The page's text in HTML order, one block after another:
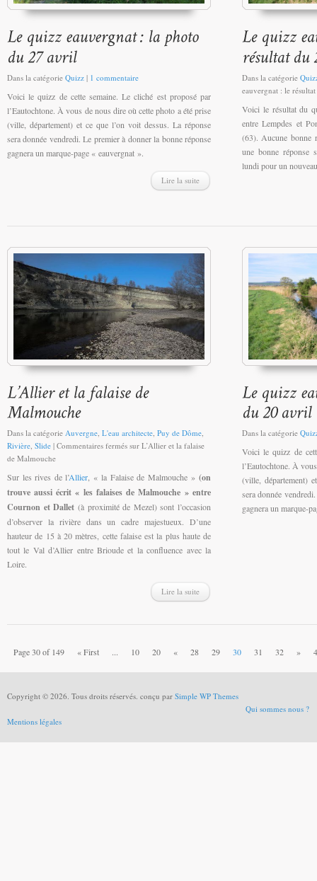
Dans la catégorie Quizz | 1 commentaire
Voici le quizz de cette semaine. Le cliché est proposé par
l’Eautochtone. À vous de nous dire où cette photo a été prise
(ville, département) et ce que l’on voit dessus. La réponse
sera donnée vendredi. Le premier à donner la bonne réponse
gagnera un marque-page « eauvergnat ».
Lire la suite
Dans la catégorie
eauvergnat : le
Voici le résultat du
entre Lempdes et
(63). Aucune bonne
une bonne réponse
lundi pour un
Dans la catégorie Auvergne, L'eau architecte, Puy de Dôme,
Rivière, Slide | Commentaires fermés sur L’Allier et la falaise
de Malmouche
Sur les rives de l’Allier, « la Falaise de Malmouche » (on
trouve aussi écrit « les falaises de Malmouche » entre
Cournon et Dallet (à proximité de Mezel) sont l’occasion
d’observer la rivière dans un cadre majestueux. D’une
hauteur de 15 à 20 mètres, cette falaise est la plus haute de
tout le Val d’Allier entre Brioude et la confluence avec la
Loire.
Lire la suite
Dans la catégorie
Voici le quizz de
l’Eautochtone. À
(ville, département)
sera donnée
gagnera un marque-
Page 30 of 149 « First ... 10 20 « 28 29 30 31 32 »
Copyright © 2026. Tous droits réservés. conçu par Simple WP Themes
Qui sommes nous ?
Mentions légales